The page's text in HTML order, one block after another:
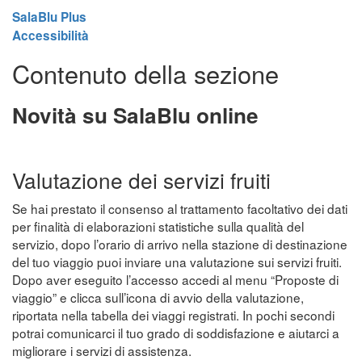
SalaBlu Plus
Accessibilità
Contenuto della sezione
Novità su SalaBlu online
Valutazione dei servizi fruiti
Se hai prestato il consenso al trattamento facoltativo dei dati
per finalità di elaborazioni statistiche sulla qualità del
servizio, dopo l’orario di arrivo nella stazione di destinazione
del tuo viaggio puoi inviare una valutazione sui servizi fruiti.
Dopo aver eseguito l’accesso accedi al menu “Proposte di
viaggio” e clicca sull’icona di avvio della valutazione,
riportata nella tabella dei viaggi registrati. In pochi secondi
potrai comunicarci il tuo grado di soddisfazione e aiutarci a
migliorare i servizi di assistenza.